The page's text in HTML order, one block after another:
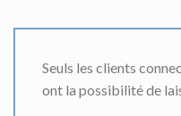
Seuls les clients
ont la possibilité de